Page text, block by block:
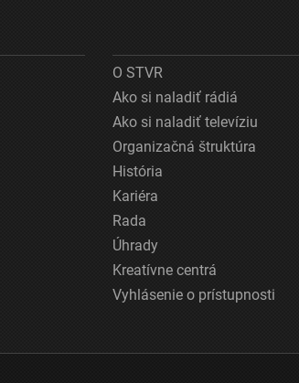
O STVR
Ako si naladiť rádiá
Ako si naladiť televíziu
Organizačná štruktúra
História
Kariéra
Rada
Úhrady
Kreatívne centrá
Vyhlásenie o prístupnosti